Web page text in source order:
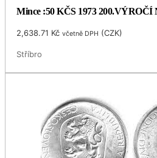
Mince :50 KČS 1973
2,638.71 Kč včetně DPH (CZK)
Stříbro